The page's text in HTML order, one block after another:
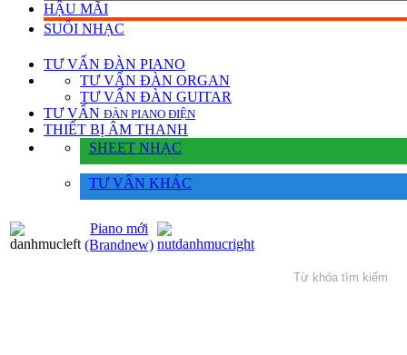
HẬU MÃI
SUỐI NHẠC
TƯ VẤN ĐÀN PIANO
TƯ VẤN ÐÀN ORGAN
TƯ VẤN ÐÀN GUITAR
TƯ VẤN ÐÀN PIANO ÐIỆN
THIẾT BỊ ÂM THANH
SHEET NHẠC
TƯ VẤN KHÁC
Piano mới
(Brandnew)